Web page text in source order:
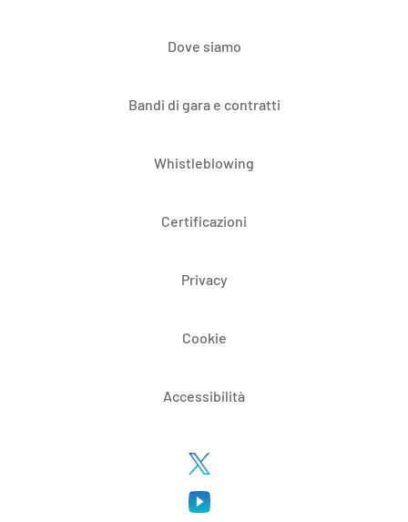
Dove siamo
Bandi di gara e contratti
Whistleblowing
Certificazioni
Privacy
Cookie
Accessibilità